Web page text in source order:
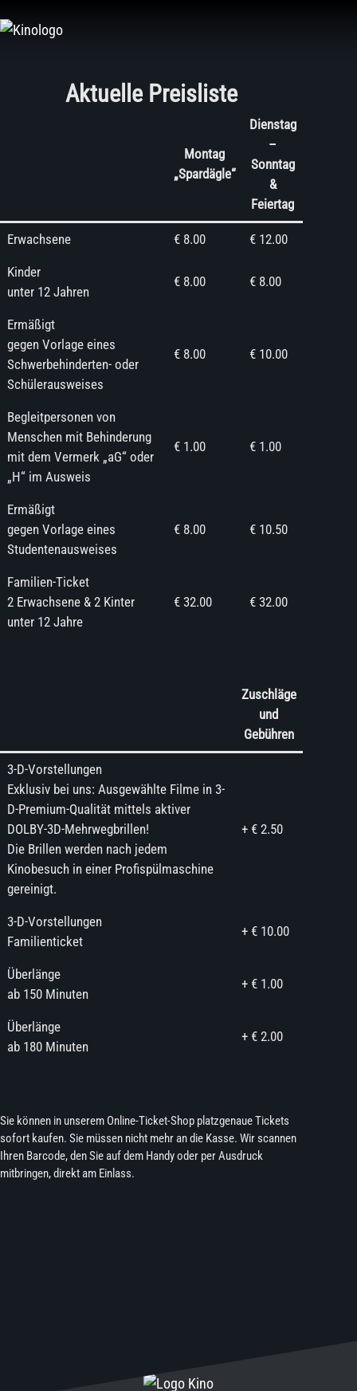
Inhalt
Aktuelle Preisliste
Montag
„Spardägle“
Dienstag
–
Sonntag
&
Feiertag
Erwachsene € 8.00 € 12.00
Kinder
unter 12 Jahren
€ 8.00 € 8.00
Ermäßigt
gegen Vorlage eines
Schwerbehinderten- oder
Schülerausweises
€ 8.00 € 10.00
Begleitpersonen von
Menschen mit Behinderung
mit dem Vermerk „aG“ oder
„H“ im Ausweis
€ 1.00 € 1.00
Ermäßigt
gegen Vorlage eines
Studentenausweises
€ 8.00 € 10.50
Familien-Ticket
2 Erwachsene & 2 Kinter
unter 12 Jahre
€ 32.00 € 32.00
Zuschläge
und
Gebühren
3-D-Vorstellungen
Exklusiv bei uns: Ausgewählte Filme in 3-
D-Premium-Qualität mittels aktiver
DOLBY-3D-Mehrwegbrillen!
Die Brillen werden nach jedem
Kinobesuch in einer Profispülmaschine
gereinigt.
+ € 2.50
3-D-Vorstellungen
Familienticket
+ € 10.00
Überlänge
ab 150 Minuten
+ € 1.00
Überlänge
ab 180 Minuten
+ € 2.00
Sie können in unserem Online-Ticket-Shop platzgenaue Tickets
sofort kaufen. Sie müssen nicht mehr an die Kasse. Wir scannen
Ihren Barcode, den Sie auf dem Handy oder per Ausdruck
mitbringen, direkt am Einlass.